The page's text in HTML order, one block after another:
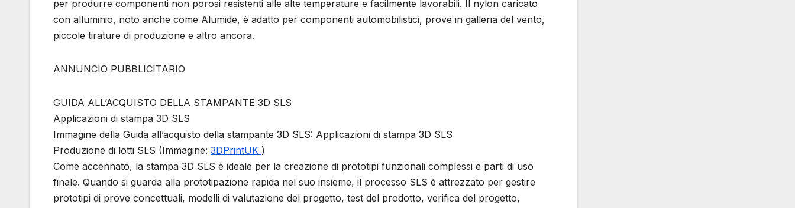
per produrre componenti non porosi resistenti alle alte temperature e facilmente lavorabili. Il nylon caricato
con alluminio, noto anche come Alumide, è adatto per componenti automobilistici, prove in galleria del vento,
piccole tirature di produzione e altro ancora.
ANNUNCIO PUBBLICITARIO
GUIDA ALL’ACQUISTO DELLA STAMPANTE 3D SLS
Applicazioni di stampa 3D SLS
Immagine della Guida all’acquisto della stampante 3D SLS: Applicazioni di stampa 3D SLS
Produzione di lotti SLS (Immagine: 3DPrintUK )
Come accennato, la stampa 3D SLS è ideale per la creazione di prototipi funzionali complessi e parti di uso
finale. Quando si guarda alla prototipazione rapida nel suo insieme, il processo SLS è attrezzato per gestire
prototipi di prove concettuali, modelli di valutazione del progetto, test del prodotto, verifica del progetto,